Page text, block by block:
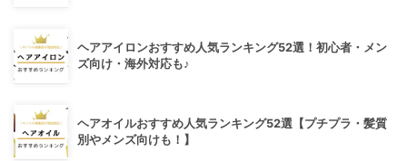
ヘアアイロンおすすめ人気ランキング52選！初心者・メン
ズ向け・海外対応も♪
ヘアオイルおすすめ人気ランキング52選【プチプラ・髪質
別やメンズ向けも！】